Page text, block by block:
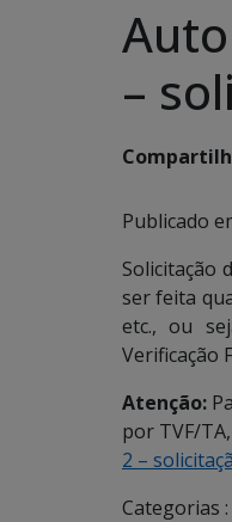
–
Publicado
Solicitação
ser feita
etc., ou
Verificação
Atenção:
por TVF/
2 –
Categorias :